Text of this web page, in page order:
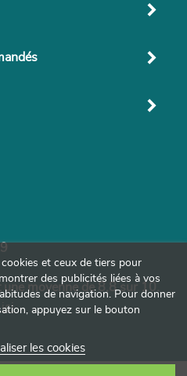
moyenne de 8,8 sur 10.
ici
et ceux de tiers pour
des publicités liées à vos
de navigation. Pour donner
appuyez sur le bouton
les cookies